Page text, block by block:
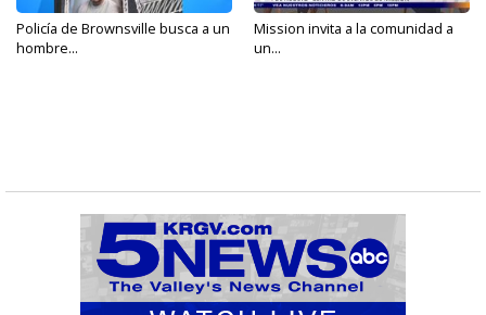
Policía de Brownsville busca a un
hombre...
Mission invita a la comunidad a
un...